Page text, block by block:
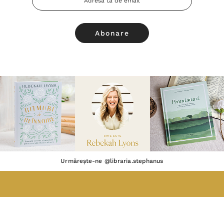
Email
Urmărește-ne @libraria.stephanus